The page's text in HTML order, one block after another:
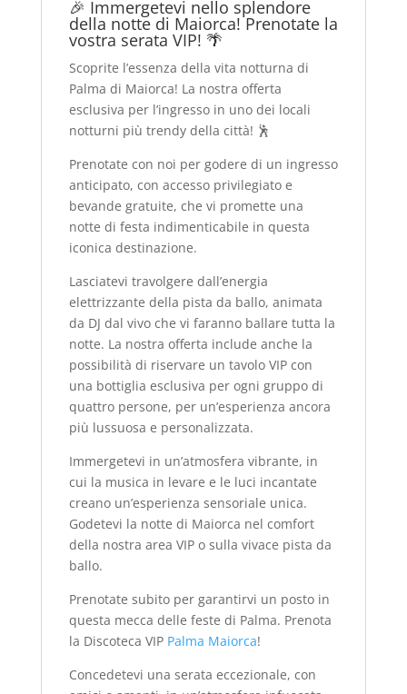
🎉 Immergetevi nello splendore
della notte di Maiorca! Prenotate la
vostra serata VIP! 🌴
Scoprite l’essenza della vita notturna di
Palma di Maiorca! La nostra offerta
esclusiva per l’ingresso in uno dei locali
notturni più trendy della città! 🕺
Prenotate con noi per godere di un ingresso
anticipato, con accesso privilegiato e
bevande gratuite, che vi promette una
notte di festa indimenticabile in questa
iconica destinazione.
Lasciatevi travolgere dall’energia
elettrizzante della pista da ballo, animata
da DJ dal vivo che vi faranno ballare tutta la
notte. La nostra offerta include anche la
possibilità di riservare un tavolo VIP con
una bottiglia esclusiva per ogni gruppo di
quattro persone, per un’esperienza ancora
più lussuosa e personalizzata.
Immergetevi in un’atmosfera vibrante, in
cui la musica in levare e le luci incantate
creano un’esperienza sensoriale unica.
Godetevi la notte di Maiorca nel comfort
della nostra area VIP o sulla vivace pista da
ballo.
Prenotate subito per garantirvi un posto in
questa mecca delle feste di Palma. Prenota
la Discoteca VIP Palma Maiorca!
Concedetevi una serata eccezionale, con